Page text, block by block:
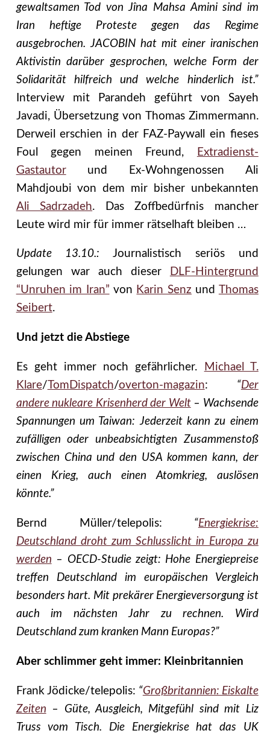
gewaltsamen Tod von Jîna Mahsa Amini sind im
Iran heftige Proteste gegen das Regime
ausgebrochen. JACOBIN hat mit einer iranischen
Aktivistin darüber gesprochen, welche Form der
Solidarität hilfreich und welche hinderlich ist.”
Interview mit Parandeh geführt von Sayeh
Javadi, Übersetzung von Thomas Zimmermann.
Derweil erschien in der FAZ-Paywall ein fieses
Foul gegen meinen Freund,
Extradienst-
Gastautorund Ex-Wohngenossen Ali
Mahdjoubi von dem mir bisher unbekannten
Ali Sadrzadeh. Das Zoffbedürfnis mancher
Leute wird mir für immer rätselhaft bleiben …
Update 13.10.: Journalistisch seriös und
gelungen war auch dieser
DLF-Hintergrund
“Unruhen im Iran” von Karin Senz und
Thomas
Seibert.
Und jetzt die Abstiege
Es geht immer noch gefährlicher.
Michael T.
Klare/ TomDispatch/overton-magazin: “Der
andere nukleare Krisenherd der Welt– Wachsende
Spannungen um Taiwan: Jederzeit kann zu einem
zufälligen oder unbeabsichtigten Zusammenstoß
zwischen China und den USA kommen kann, der
einen Krieg, auch einen Atomkrieg, auslösen
könnte.”
Bernd Müller/telepolis: “Energiekrise:
Deutschland droht zum Schlusslicht in Europa zu
werden – OECD-Studie zeigt: Hohe Energiepreise
treffen Deutschland im europäischen Vergleich
besonders hart. Mit prekärer Energieversorgung ist
auch im nächsten Jahr zu rechnen. Wird
Deutschland zum kranken Mann Europas?”
Aber schlimmer geht immer: Kleinbritannien
Frank Jödicke/telepolis: “Großbritannien: Eiskalte
Zeiten – Güte, Ausgleich, Mitgefühl sind mit Liz
Truss vom Tisch. Die Energiekrise hat das UK